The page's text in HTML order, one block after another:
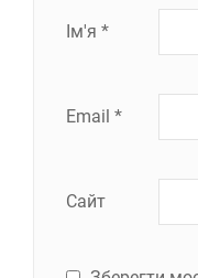
Ім'я *
Email *
Сайт